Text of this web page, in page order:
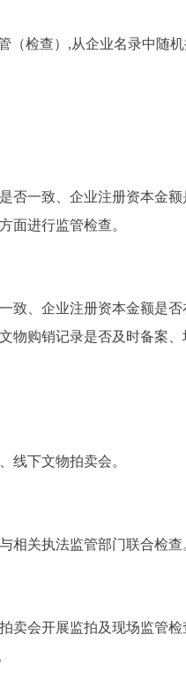
检查）,从企业名录中随
一致、企业注册资本金额
面进行监管检查。
、企业注册资本金额是否
物购销记录是否及时备案
下文物拍卖会。
关执法监管部门联合检查
会开展监拍及现场监管检